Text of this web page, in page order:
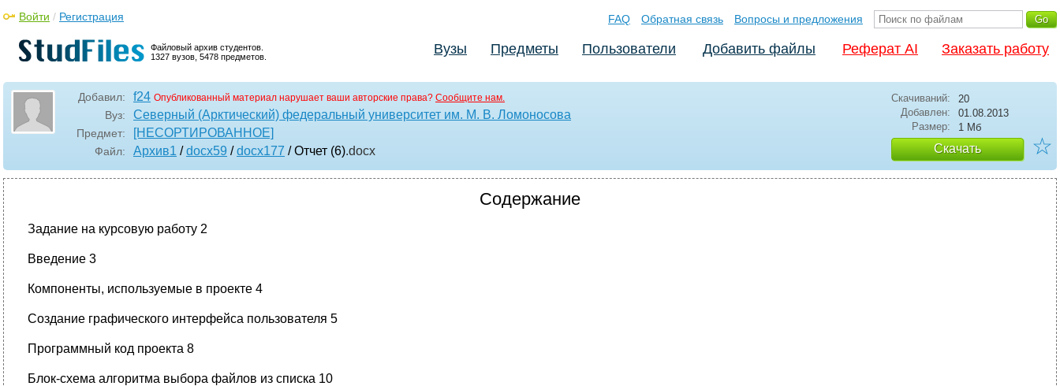
Файловый архив студентов.
1327 вузов, 5478 предметов.
Войти / Регистрация FAQ Обратная связь Вопросы и предложения
Вузы Предметы Пользователи Добавить файлы Реферат AI Заказать работу
Добавил: f24 Опубликованный материал нарушает ваши авторские права? Сообщите нам.
Вуз: Северный (Арктический) федеральный университет им. М. В. Ломоносова
Предмет: [НЕСОРТИРОВАННОЕ]
Файл: Архив1 /docx59 /docx177 / Отчет (6).docx
Скачиваний:
20
Добавлен:
01.08.2013
Размер:
1 Мб
Скачать ☆
Содержание
Задание на курсовую работу 2
Введение 3
Компоненты, используемые в проекте 4
Создание графического интерфейса пользователя 5
Программный код проекта 8
Блок-схема алгоритма выбора файлов из списка 10